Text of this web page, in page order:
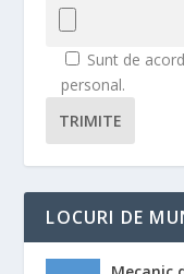
Sunt de
personal.
TRIMITE
LOCURI DE